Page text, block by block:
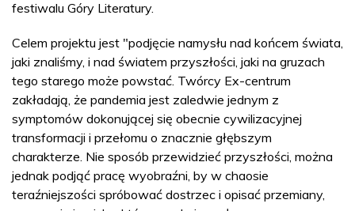
festiwalu Góry Literatury.
Celem projektu jest "podjęcie namysłu nad końcem świata,
jaki znaliśmy, i nad światem przyszłości, jaki na gruzach
tego starego może powstać. Twórcy Ex-centrum
zakładają, że pandemia jest zaledwie jednym z
symptomów dokonującej się obecnie cywilizacyjnej
transformacji i przełomu o znacznie głębszym
charakterze. Nie sposób przewidzieć przyszłości, można
jednak podjąć pracę wyobraźni, by w chaosie
teraźniejszości spróbować dostrzec i opisać przemiany,